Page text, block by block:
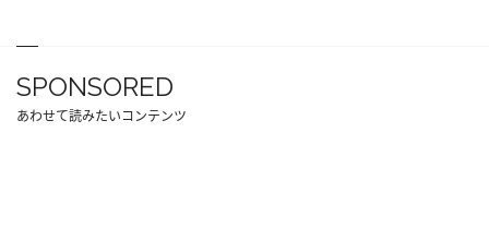
SPONSORED
あわせて読みたいコンテンツ